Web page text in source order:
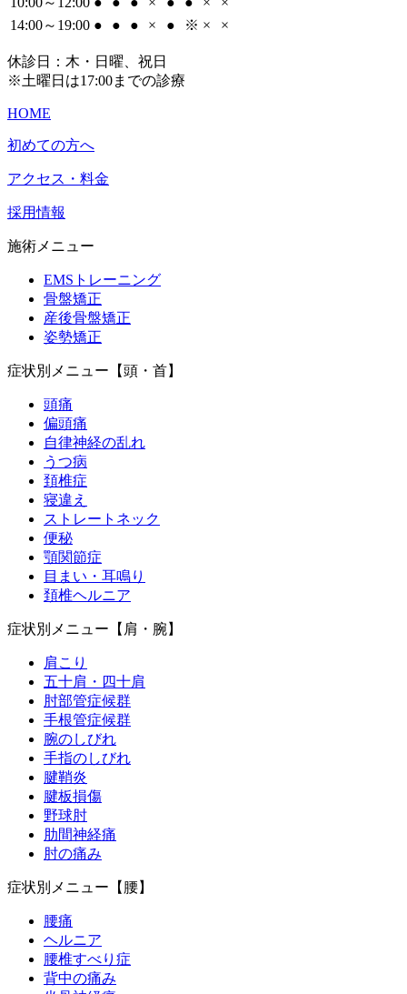
14:00～19:00 ● ● ● × ● ※ × ×
休診日：木・日曜、祝日
※土曜日は17:00までの診療
HOME
初めての方へ
アクセス・料金
採用情報
施術メニュー
EMSトレーニング
骨盤矯正
産後骨盤矯正
姿勢矯正
症状別メニュー【頭・首】
頭痛
偏頭痛
自律神経の乱れ
うつ病
頚椎症
寝違え
ストレートネック
便秘
顎関節症
目まい・耳鳴り
頚椎ヘルニア
症状別メニュー【肩・腕】
肩こり
五十肩・四十肩
肘部管症候群
手根管症候群
腕のしびれ
手指のしびれ
腱鞘炎
腱板損傷
野球肘
肋間神経痛
肘の痛み
症状別メニュー【腰】
腰痛
ヘルニア
腰椎すべり症
背中の痛み